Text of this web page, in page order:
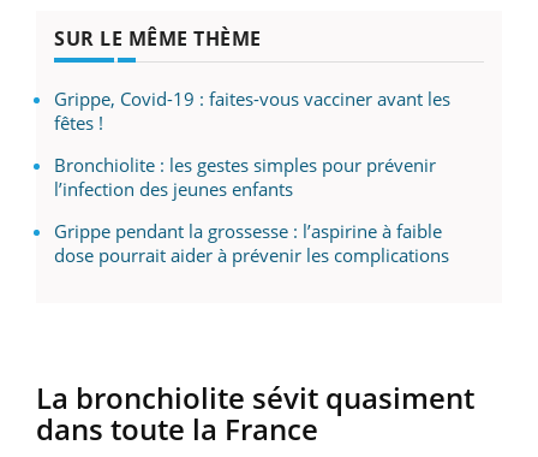
SUR LE MÊME THÈME
Grippe, Covid-19 : faites-vous vacciner avant les
fêtes !
Bronchiolite : les gestes simples pour prévenir
l’infection des jeunes enfants
Grippe pendant la grossesse : l’aspirine à faible
dose pourrait aider à prévenir les complications
La bronchiolite sévit quasiment
dans toute la France